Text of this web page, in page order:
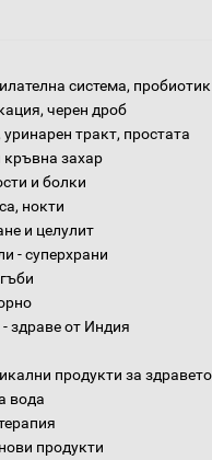
система, пробиотик
черен дроб
тракт, простата
кръвна захар
и болки
нокти
и целулит
- суперхрани
здраве от Индия
продукти за здравето
вода
продукти